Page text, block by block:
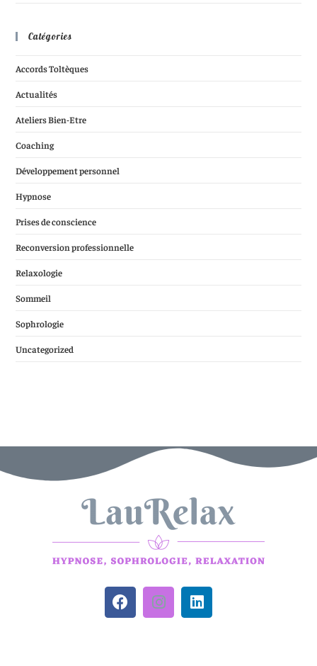
Catégories
Accords Toltèques
Actualités
Ateliers Bien-Etre
Coaching
Développement personnel
Hypnose
Prises de conscience
Reconversion professionnelle
Relaxologie
Sommeil
Sophrologie
Uncategorized